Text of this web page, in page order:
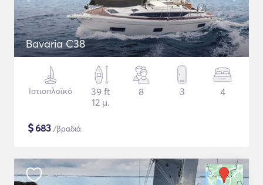
Bavaria C38
Ιστιοπλοϊκό
39 ft
12 μ.
8 3 4
$683 /βραδιά